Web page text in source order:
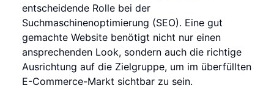
entscheidende Rolle bei der
Suchmaschinenoptimierung (SEO). Eine gut
gemachte Website benötigt nicht nur einen
ansprechenden Look, sondern auch die richtige
Ausrichtung auf die Zielgruppe, um im überfüllten
E-Commerce-Markt sichtbar zu sein.